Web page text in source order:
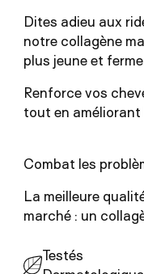
Dites adieu aux
notre collagène
plus jeune et ferme
Renforce vos
tout en améliorant
Combat les
La meilleure
marché : un
Testés